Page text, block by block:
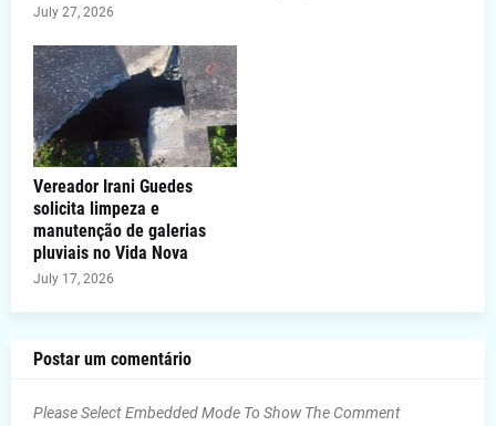
July 27, 2026
Vereador Irani Guedes
solicita limpeza e
manutenção de galerias
pluviais no Vida Nova
July 17, 2026
Postar um comentário
Please Select Embedded Mode To Show The Comment